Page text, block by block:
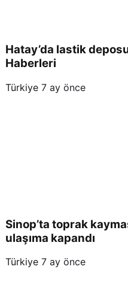
Hatay’da lastik
Haberleri
Türkiye 7 ay önce
Sinop’ta toprak
ulaşıma kapandı
Türkiye 7 ay önce